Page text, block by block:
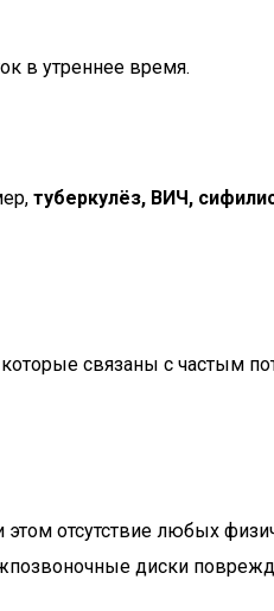
в утреннее время.
туберкулёз, ВИЧ,
связаны с частым
отсутствие любых
диски